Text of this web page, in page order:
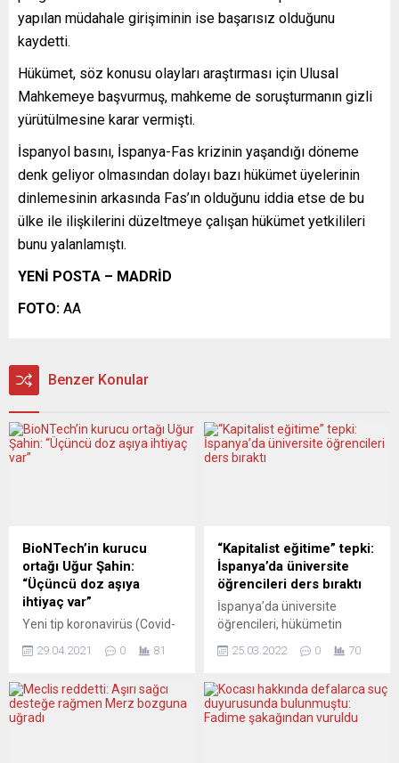
yapılan müdahale girişiminin ise başarısız olduğunu
kaydetti.
Hükümet, söz konusu olayları araştırması için Ulusal
Mahkemeye başvurmuş, mahkeme de soruşturmanın gizli
yürütülmesine karar vermişti.
İspanyol basını, İspanya-Fas krizinin yaşandığı döneme
denk geliyor olmasından dolayı bazı hükümet üyelerinin
dinlemesinin arkasında Fas’ın olduğunu iddia etse de bu
ülke ile ilişkilerini düzeltmeye çalışan hükümet yetkilileri
bunu yalanlamıştı.
YENİ POSTA – MADRİD
FOTO: AA
Benzer Konular
BioNTech’in kurucu
ortağı Uğur Şahin:
“Üçüncü doz aşıya
ihtiyaç var”
Yeni tip koronavirüs (Covid-
biyoteknoloji firması
Prof. Dr. Uğur Şahin,
Türkiye’ye mümkün
29.04.2021 0 81
“Kapitalist eğitime” tepki:
İspanya’da üniversite
öğrencileri ders bıraktı
İspanya’da üniversite
öğrencileri, hükümetin
reformlarını protesto etmek
yaptı. Ülke genelinde
yapılan eylemlerde en büyük
25.03.2022 0 70